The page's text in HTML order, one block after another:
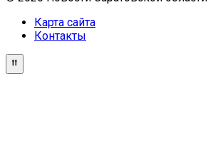
Карта сайта
Контакты